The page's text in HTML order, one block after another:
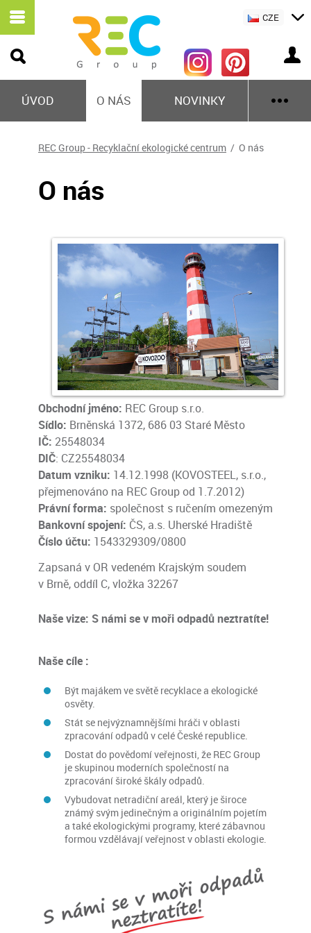
ÚVOD O NÁS NOVINKY
CZE
REC Group - Recyklační ekologické centrum / O nás
O nás
Obchodní jméno: REC Group s.r.o.
Sídlo: Brněnská 1372, 686 03 Staré Město
IČ: 25548034
DIČ: CZ25548034
Datum vzniku: 14.12.1998 (KOVOSTEEL, s.r.o.,
přejmenováno na REC Group od 1.7.2012)
Právní forma: společnost s ručením omezeným
Bankovní spojení: ČS, a.s. Uherské Hradiště
Číslo účtu: 1543329309/0800
Zapsaná v OR vedeném Krajským soudem
v Brně, oddíl C, vložka 32267
Naše vize: S námi se v moři odpadů neztratíte!
Naše cíle :
Být majákem ve světě recyklace a ekologické
osvěty.
Stát se nejvýznamnějšími hráči v oblasti
zpracování odpadů v celé České republice.
Dostat do povědomí veřejnosti, že REC Group
je skupinou moderních společností na
zpracování široké škály odpadů.
Vybudovat netradiční areál, který je široce
známý svým jedinečným a originálním pojetím
a také ekologickými programy, které zábavnou
formou vzdělávají veřejnost v oblasti ekologie.